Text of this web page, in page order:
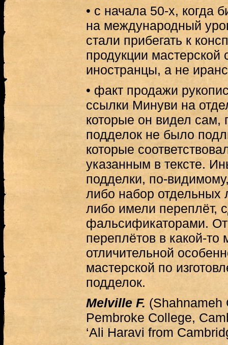
• с начала 50-х, когда
на международный
стали прибегать к
продукции мастерской
иностранцы, а не
• факт продажи
ссылки Минуви на
которые он видел сам,
подделок не было
которые
указанным в тексте.
подделки, по-
либо набор отдельных
либо имели переплёт,
фальсификаторами.
переплётов в какой-то
отличительной
мастерской по
подделок.
Melville F. (Shahnameh
Pembroke College,
‘Ali Haravi from